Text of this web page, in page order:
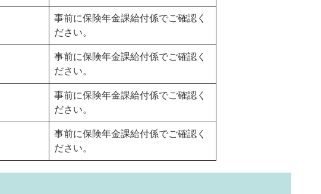
事前に保険年金課給付係でご確認く
ださい。
事前に保険年金課給付係でご確認く
ださい。
事前に保険年金課給付係でご確認く
ださい。
事前に保険年金課給付係でご確認く
ださい。